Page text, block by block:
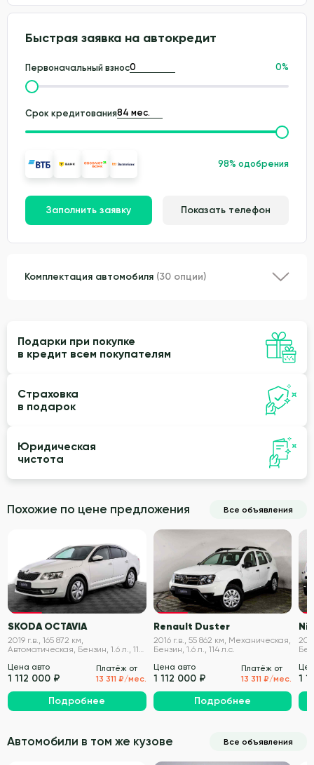
Быстрая заявка на автокредит
Первоначальный взнос 0%
Срок кредитования
98% одобрения
Заполнить заявку Показать телефон
Комплектация автомобиля (30 опции)
Подарки при покупке
в кредит всем покупателям
Страховка
в подарок
Юридическая
чистота
Похожие по цене предложения Все объявления
VIN проверен
SKODA OCTAVIA
2019 г.в., 165 872 км,
Автоматическая, Бензин, 1.6 л., 110
Цена авто
1 112 000 ₽
Платёж от
13 311 ₽/мес.
Подробнее
VIN проверен
Renault Duster
2016 г.в., 55 862 км, Механическая,
Бензин, 1.6 л., 114 л.с.
Цена авто
1 112 000 ₽
Платёж от
13 311 ₽/мес.
Подробнее
1
Автомобили в том же кузове Все объявления